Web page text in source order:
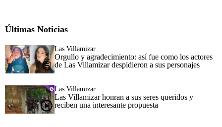
Últimas Noticias
Las Villamizar
Orgullo y agradecimiento: así fue como los actores
de Las Villamizar despidieron a sus personajes
Las Villamizar
Las Villamizar honran a sus seres queridos y
reciben una interesante propuesta